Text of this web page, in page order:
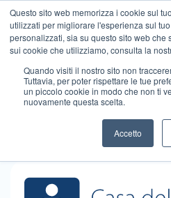
Questo sito web memorizza i cookie sul
utilizzati per migliorare l'esperienza sul
personalizzati, sia su questo sito web che
sui cookie che utilizziamo, consulta la
Quando visiti il ​​nostro sito non
Tuttavia, per poter rispettare le tue
un piccolo cookie in modo che non ti
nuovamente questa scelta.
Accetto